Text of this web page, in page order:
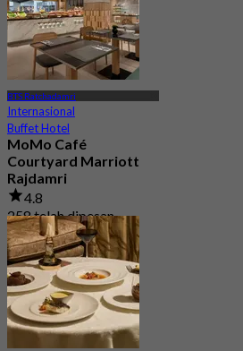
BTS Ratchadamri
Internasional
Buffet Hotel
MoMo Café
Courtyard Marriott
Rajdamri
4.8
258 telah dipesan
Dari฿ 445